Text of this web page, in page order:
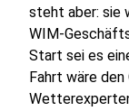
steht aber: sie
WIM-
Start sei es
Fahrt wäre den